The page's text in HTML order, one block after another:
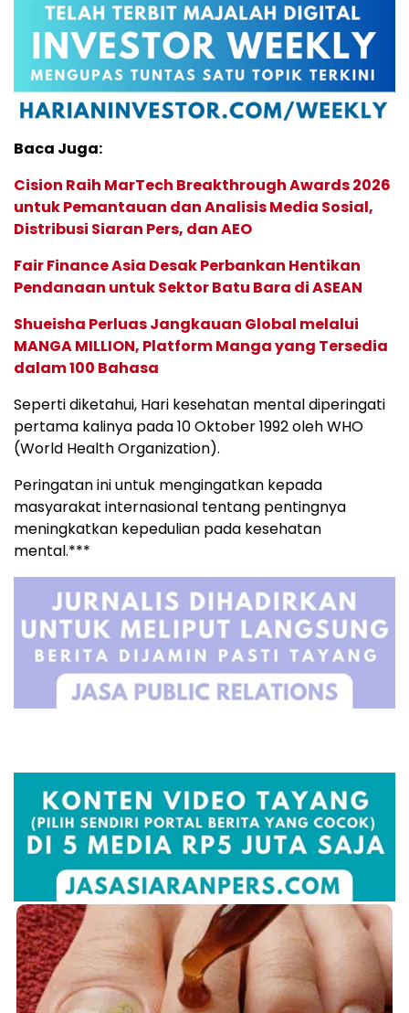
Baca Juga:
Cision Raih MarTech Breakthrough Awards 2026
untuk Pemantauan dan Analisis Media Sosial,
Distribusi Siaran Pers, dan AEO
Fair Finance Asia Desak Perbankan Hentikan
Pendanaan untuk Sektor Batu Bara di ASEAN
Shueisha Perluas Jangkauan Global melalui
MANGA MILLION, Platform Manga yang Tersedia
dalam 100 Bahasa
Seperti diketahui, Hari kesehatan mental diperingati
pertama kalinya pada 10 Oktober 1992 oleh WHO
(World Health Organization).
Peringatan ini untuk mengingatkan kepada
masyarakat internasional tentang pentingnya
meningkatkan kepedulian pada kesehatan
mental.***